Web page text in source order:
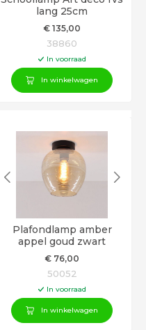
lang 25cm
€ 135,00
38860
In voorraad
In winkelwagen
Plafondlamp amber
appel goud zwart
€ 76,00
50052
In voorraad
In winkelwagen